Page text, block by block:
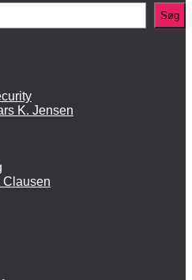
Søg
K. Jensen
Clausen